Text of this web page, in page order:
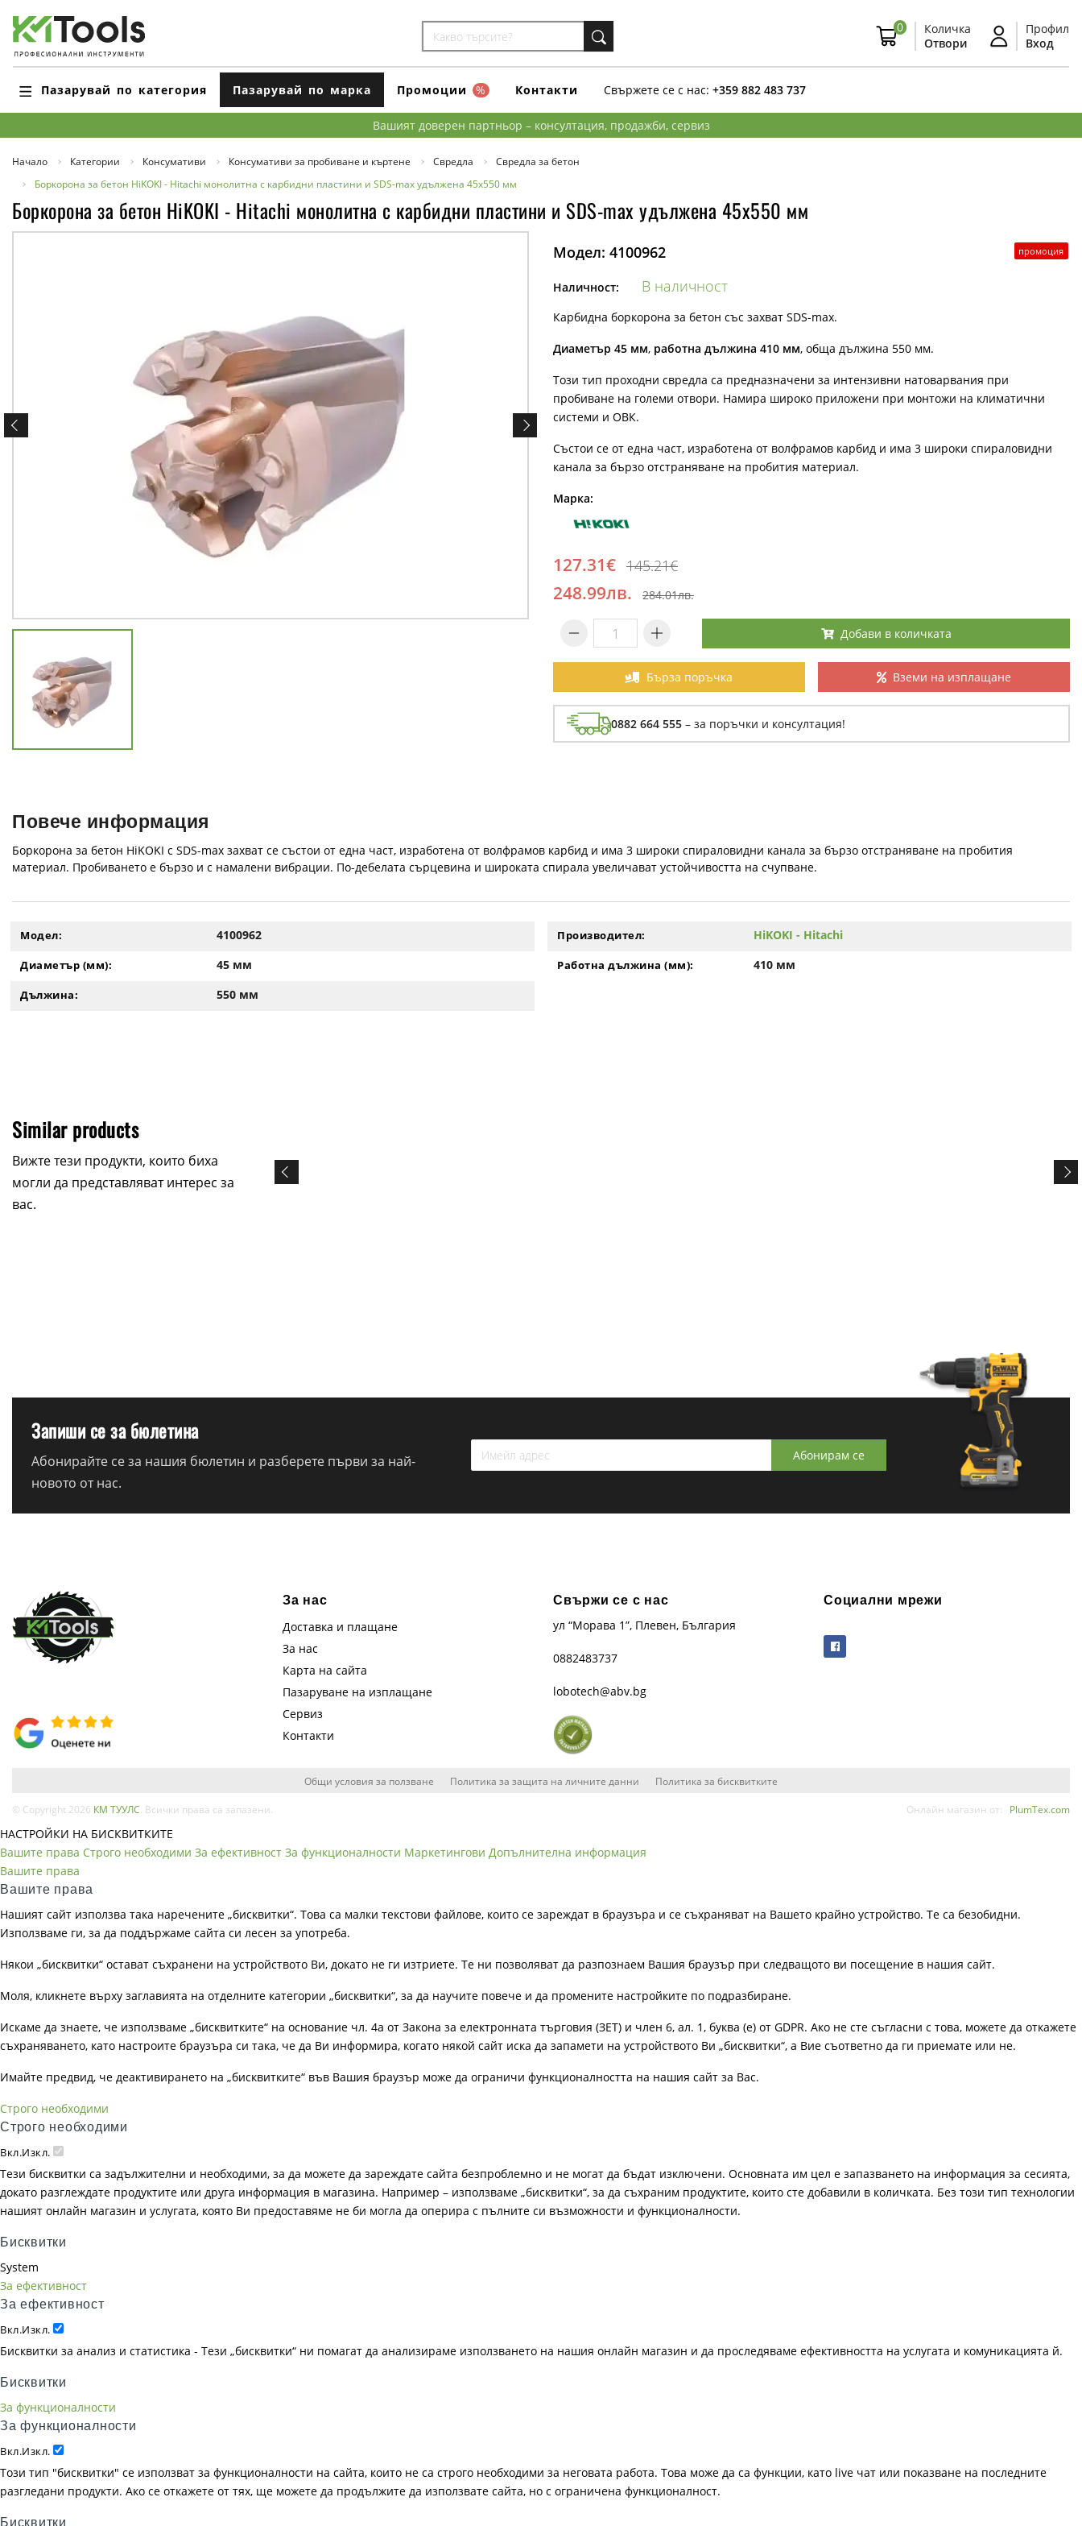
0
Количка
Отвори
Профил
Вход
Пазарувай по категория Пазарувай по марка Промоции % Контакти Свържете се с нас: +359 882 483 737
Вашият доверен партньор – консултация, продажби, сервиз
Начало Категории Консумативи Консумативи за пробиване и къртене Свредла
Свредла за бетон
Боркорона за бетон HiKOKI - Hitachi монолитна с карбидни пластини и SDS-max удължена 45x550 мм
Боркорона за бетон HiKOKI - Hitachi монолитна с карбидни пластини и SDS-max удължена 45x550 мм
промоция
Модел: 4100962
Наличност: В наличност
Карбидна боркорона за бетон със захват SDS-max.
Диаметър 45 мм, работна дължина 410 мм, обща дължина 550 мм.
Този тип проходни свредла са предназначени за интензивни натоварвания при
пробиване на големи отвори. Намира широко приложени при монтожи на климатични
системи и ОВК.
Състои се от една част, изработена от волфрамов карбид и има 3 широки спираловидни
канала за бързо отстраняване на пробития материал.
Марка:
127.31€ 145.21€
248.99лв. 284.01лв.
Добави в количката
Бърза поръчка Вземи на изплащане
0882 664 555 – за поръчки и консултация!
Повече информация
Боркорона за бетон HiKOKI с SDS-max захват се състои от една част, изработена от волфрамов карбид и има 3 широки спираловидни канала за бързо отстраняване на пробития
материал. Пробиването е бързо и с намалени вибрации. По-дебелата сърцевина и широката спирала увеличават устойчивостта на счупване.
Модел: 4100962 Производител: HiKOKI - Hitachi
Диаметър (мм): 45 мм Работна дължина (мм): 410 мм
Дължина: 550 мм
Similar products
Вижте тези продукти, които биха
могли да представляват интерес за
вас.
Запиши се за бюлетина
Абонирайте се за нашия бюлетин и разберете първи за най-
новото от нас.
Абонирам се
За нас
Доставка и плащане
За нас
Карта на сайта
Пазаруване на изплащане
Сервиз
Контакти
Свържи се с нас
ул “Морава 1”, Плевен, България
0882483737
lobotech@abv.bg
Социални мрежи
Общи условия за ползване Политика за защита на личните данни Политика за бисквитките
© Copyright 2026 КМ ТУУЛС . Всички права са запазени. Онлайн магазин от: PlumTex.com
НАСТРОЙКИ НА БИСКВИТКИТЕ
Вашите права Строго необходими За ефективност За функционалности Маркетингови Допълнителна информация
Вашите права
Вашите права
Нашият сайт използва така наречените „бисквитки“. Това са малки текстови файлове, които се зареждат в браузъра и се съхраняват на Вашето крайно устройство. Те са безобидни.
Използваме ги, за да поддържаме сайта си лесен за употреба.
Някои „бисквитки“ остават съхранени на устройството Ви, докато не ги изтриете. Те ни позволяват да разпознаем Вашия браузър при следващото ви посещение в нашия сайт.
Моля, кликнете върху заглавията на отделните категории „бисквитки“, за да научите повече и да промените настройките по подразбиране.
Искаме да знаете, че използваме „бисквитките“ на основание чл. 4а от Закона за електронната търговия (ЗЕТ) и член 6, ал. 1, буква (е) от GDPR. Ако не сте съгласни с това, можете да откажете
съхраняването, като настроите браузъра си така, че да Ви информира, когато някой сайт иска да запамети на устройството Ви „бисквитки“, а Вие съответно да ги приемате или не.
Имайте предвид, че деактивирането на „бисквитките“ във Вашия браузър може да ограничи функционалността на нашия сайт за Вас.
Строго необходими
Строго необходими
Вкл.Изкл.
Тези бисквитки са задължителни и необходими, за да можете да зареждате сайта безпроблемно и не могат да бъдат изключени. Основната им цел е запазването на информация за сесията,
докато разглеждате продуктите или друга информация в магазина. Например – използваме „бисквитки“, за да съхраним продуктите, които сте добавили в количката. Без този тип технологии
нашият онлайн магазин и услугата, която Ви предоставяме не би могла да оперира с пълните си възможности и функционалности.
Бисквитки
System
За ефективност
За ефективност
Вкл.Изкл.
Бисквитки за анализ и статистика - Тези „бисквитки“ ни помагат да анализираме използването на нашия онлайн магазин и да проследяваме ефективността на услугата и комуникацията й.
Бисквитки
За функционалности
За функционалности
Вкл.Изкл.
Този тип "бисквитки" се използват за функционалности на сайта, които не са строго необходими за неговата работа. Това може да са функции, като live чат или показване на последните
разгледани продукти. Ако се откажете от тях, ще можете да продължите да използвате сайта, но с ограничена функционалност.
Бисквитки